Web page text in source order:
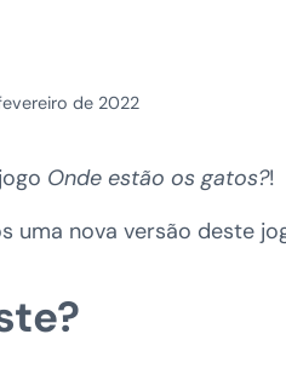
de 2022
Onde estão os gatos?!
uma nova versão deste